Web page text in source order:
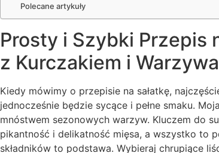
Polecane artykuły
Prosty i Szybki Przepis
z Kurczakiem i
Kiedy mówimy o przepisie na sałatkę,
jednocześnie będzie sycące i pełne smaku.
mnóstwem sezonowych warzyw. Kluczem do
pikantność i delikatność mięsa, a wszystko to
składników to podstawa. Wybieraj chrupiące